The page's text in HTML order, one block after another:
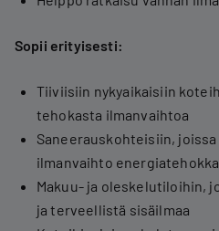
Sopii erityisesti:
Tiiviisiin nykyaikaisiin
tehokasta ilmanvaihtoa
Saneerauskohteisiin,
ilmanvaihto
Makuu- ja oleskelutiloihin,
ja terveellistä sisäilmaa